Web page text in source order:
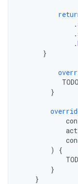
.
.
.
}
TODO
}
)
{
}
}